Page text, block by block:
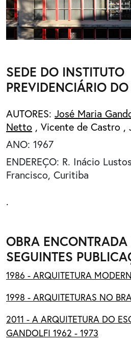
SEDE DO INSTITUTO
PREVIDENCIÁRIO
AUTORES: José Maria
Netto , Vicente de Castro ,
ANO: 1967
ENDEREÇO: R. Inácio
Francisco, Curitiba
.
OBRA
SEGUINTES
1986 - ARQUITETURA
1998 - ARQUITETURAS NO
2011 - A ARQUITETURA DO
GANDOLFI 1962 - 1973